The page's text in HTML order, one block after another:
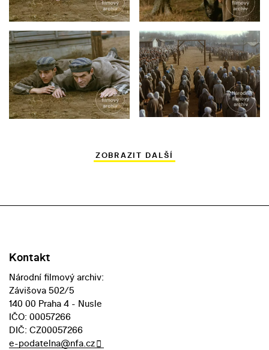
ZOBRAZIT DALŠÍ
Kontakt
Národní filmový archiv:
Závišova 502/5
140 00 Praha 4 - Nusle
IČO: 00057266
DIČ: CZ00057266
e-podatelna@nfa.cz